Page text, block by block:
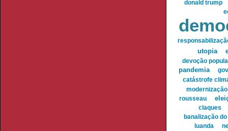
donald trump
utopia
devoção
pandemia
catástrofe
modernização
rousseau
claques
banalização
luanda